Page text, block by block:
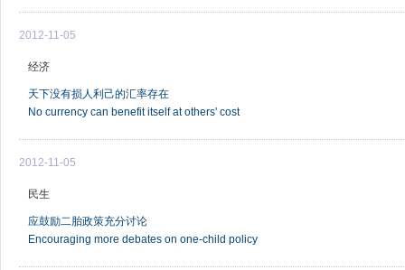
2012-11-05
经济
天下没有损人利己的汇率存在
No currency can benefit itself at others' cost
2012-11-05
民生
应鼓励二胎政策充分讨论
Encouraging more debates on one-child policy